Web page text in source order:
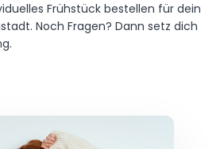
Frühstück bestellen für dein
Noch Fragen? Dann setz dich